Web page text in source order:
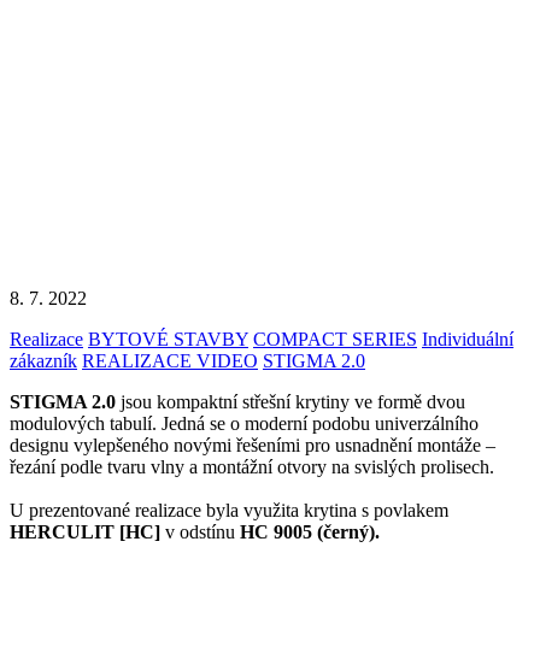
8. 7. 2022
Realizace BYTOVÉ STAVBY COMPACT SERIES Individuální
zákazník REALIZACE VIDEO STIGMA 2.0
STIGMA 2.0 jsou kompaktní střešní krytiny ve formě dvou
modulových tabulí. Jedná se o moderní podobu univerzálního
designu vylepšeného novými řešeními pro usnadnění montáže –
řezání podle tvaru vlny a montážní otvory na svislých prolisech.
U prezentované realizace byla využita krytina s povlakem
HERCULIT [HC] v odstínu HC 9005 (černý).